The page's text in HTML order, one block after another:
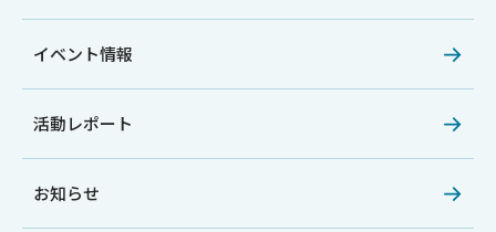
イベント情報
活動レポート
お知らせ